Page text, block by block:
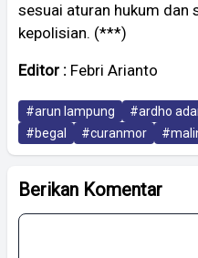
sesuai aturan hukum dan
kepolisian. (***)
Editor : Febri Arianto
#arun lampung #ardho
#begal
#curanmor
Berikan Komentar